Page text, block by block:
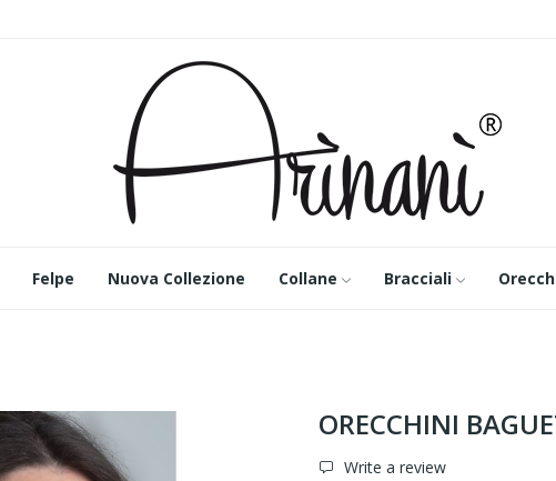
Felpe Nuova Collezione Collane Bracciali
ORECCHINI
Write a review